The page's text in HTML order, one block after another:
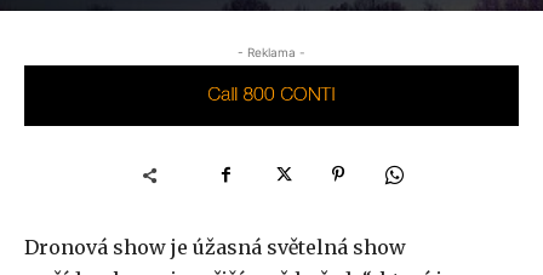
- Reklama -
Dronová show je úžasná světelná show